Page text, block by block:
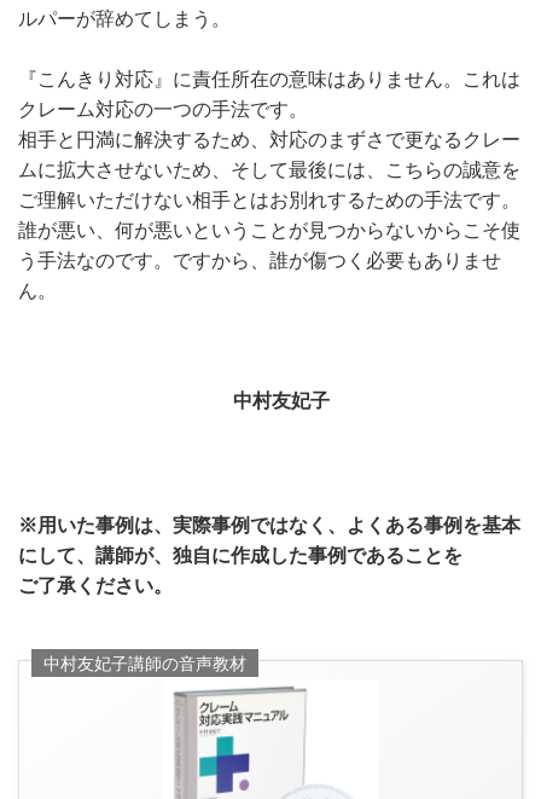
ルパーが辞めてしまう。
『こんきり対応』に責任所在の意味はありません。これは
クレーム対応の一つの手法です。
相手と円満に解決するため、対応のまずさで更なるクレー
ムに拡大させないため、そして最後には、こちらの誠意を
ご理解いただけない相手とはお別れするための手法です。
誰が悪い、何が悪いということが見つからないからこそ使
う手法なのです。ですから、誰が傷つく必要もありませ
ん。
中村友妃子
※用いた事例は、実際事例ではなく、よくある事例を基本
にして、講師が、独自に作成した事例であることを
ご了承ください。
中村友妃子講師の音声教材